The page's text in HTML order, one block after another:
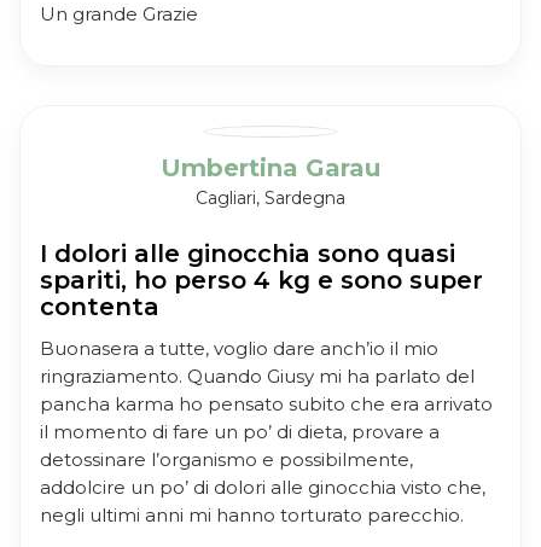
Un grande Grazie
Umbertina Garau
Cagliari, Sardegna
I dolori alle ginocchia sono quasi
spariti, ho perso 4 kg e sono super
contenta
Buonasera a tutte, voglio dare anch’io il mio
ringraziamento. Quando Giusy mi ha parlato del
pancha karma ho pensato subito che era arrivato
il momento di fare un po’ di dieta, provare a
detossinare l’organismo e possibilmente,
addolcire un po’ di dolori alle ginocchia visto che,
negli ultimi anni mi hanno torturato parecchio.